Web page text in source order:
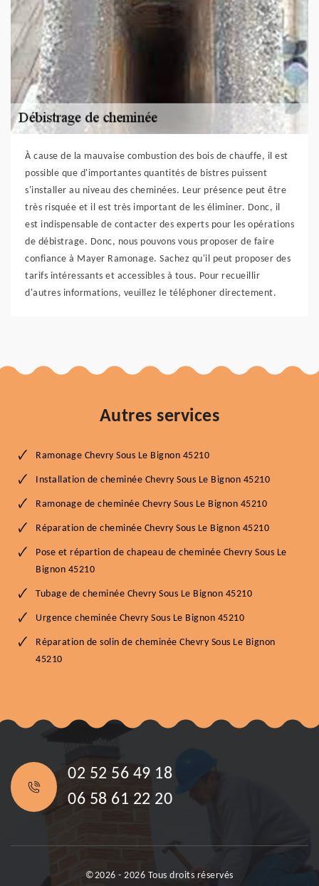
À cause de la mauvaise combustion des bois de chauffe, il est
possible que d'importantes quantités de bistres puissent
s'installer au niveau des cheminées. Leur présence peut être
très risquée et il est très important de les éliminer. Donc, il
est indispensable de contacter des experts pour les opérations
de débistrage. Donc, nous pouvons vous proposer de faire
confiance à Mayer Ramonage. Sachez qu'il peut proposer des
tarifs intéressants et accessibles à tous. Pour recueillir
d'autres informations, veuillez le téléphoner directement.
Autres services
Ramonage Chevry Sous Le Bignon 45210
Installation de cheminée Chevry Sous Le Bignon 45210
Ramonage de cheminée Chevry Sous Le Bignon 45210
Réparation de cheminée Chevry Sous Le Bignon 45210
Pose et répartion de chapeau de cheminée Chevry Sous Le
Bignon 45210
Tubage de cheminée Chevry Sous Le Bignon 45210
Urgence cheminée Chevry Sous Le Bignon 45210
Réparation de solin de cheminée Chevry Sous Le Bignon
45210
02 52 56 49 18
06 58 61 22 20
©2026 - 2026 Tous droits réservés